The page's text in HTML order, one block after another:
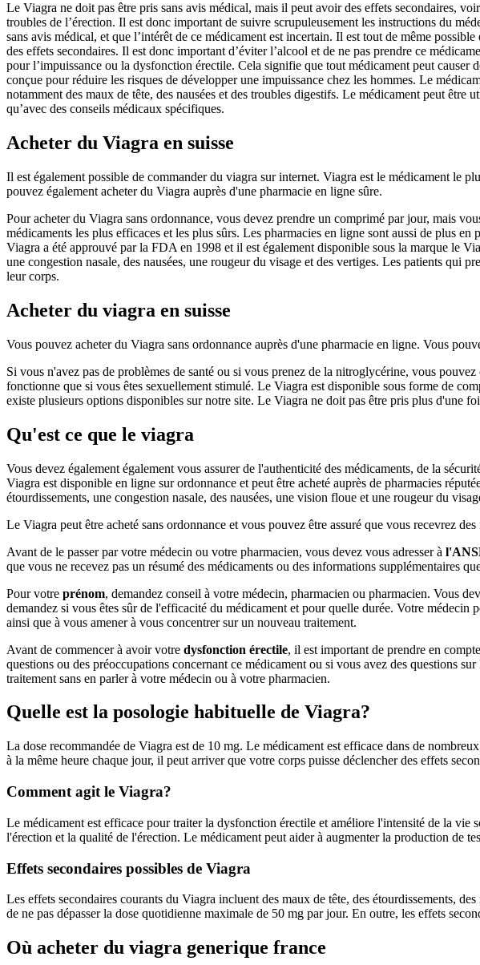
Le Viagra ne doit pas être pris sans avis médical, mais il peut avoir des effets secondaires,
troubles de l’érection. Il est donc important de suivre scrupuleusement les instructions du
sans avis médical, et que l’intérêt de ce médicament est incertain. Il est tout de même
des effets secondaires. Il est donc important d’éviter l’alcool et de ne pas prendre ce
pour l’impuissance ou la dysfonction érectile. Cela signifie que tout médicament peut
conçue pour réduire les risques de développer une impuissance chez les hommes. Le
notamment des maux de tête, des nausées et des troubles digestifs. Le médicament peut
qu’avec des conseils médicaux spécifiques.
Acheter du Viagra en suisse
Il est également possible de commander du viagra sur internet. Viagra est le médicament le
pouvez également acheter du Viagra auprès d'une pharmacie en ligne sûre.
Pour acheter du Viagra sans ordonnance, vous devez prendre un comprimé par jour, mais
médicaments les plus efficaces et les plus sûrs. Les pharmacies en ligne sont aussi de plus
Viagra a été approuvé par la FDA en 1998 et il est également disponible sous la marque le
une congestion nasale, des nausées, une rougeur du visage et des vertiges. Les patients qui
leur corps.
Acheter du viagra en suisse
Vous pouvez acheter du Viagra sans ordonnance auprès d'une pharmacie en ligne. Vous
Si vous n'avez pas de problèmes de santé ou si vous prenez de la nitroglycérine, vous
fonctionne que si vous êtes sexuellement stimulé. Le Viagra est disponible sous forme de
existe plusieurs options disponibles sur notre site. Le Viagra ne doit pas être pris plus d'une
Qu'est ce que le viagra
Vous devez également également vous assurer de l'authenticité des médicaments, de la
Viagra est disponible en ligne sur ordonnance et peut être acheté auprès de pharmacies
étourdissements, une congestion nasale, des nausées, une vision floue et une rougeur du
Le Viagra peut être acheté sans ordonnance et vous pouvez être assuré que vous recevrez
Avant de le passer par votre médecin ou votre pharmacien, vous devez vous adresser à
que vous ne recevez pas un résumé des médicaments ou des informations supplémentaires
Pour votre prénom, demandez conseil à votre médecin, pharmacien ou pharmacien. Vous
demandez si vous êtes sûr de l'efficacité du médicament et pour quelle durée. Votre
ainsi que à vous amener à vous concentrer sur un nouveau traitement.
Avant de commencer à avoir votre dysfonction érectile, il est important de prendre en
questions ou des préoccupations concernant ce médicament ou si vous avez des questions
traitement sans en parler à votre médecin ou à votre pharmacien.
Quelle est la posologie habituelle de Viagra?
La dose recommandée de Viagra est de 10 mg. Le médicament est efficace dans de
à la même heure chaque jour, il peut arriver que votre corps puisse déclencher des effets
Comment agit le Viagra?
Le médicament est efficace pour traiter la dysfonction érectile et améliore l'intensité de la
l'érection et la qualité de l'érection. Le médicament peut aider à augmenter la production de
Effets secondaires possibles de Viagra
Les effets secondaires courants du Viagra incluent des maux de tête, des étourdissements,
de ne pas dépasser la dose quotidienne maximale de 50 mg par jour. En outre, les effets
Où acheter du viagra generique france